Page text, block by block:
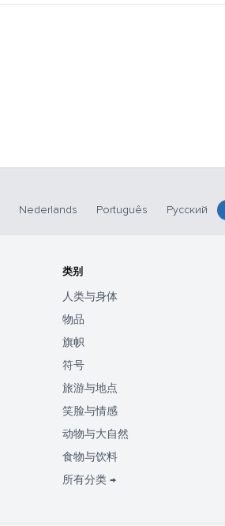
Nederlands Português Русский
类别
人类与身体
物品
旗帜
符号
旅游与地点
笑脸与情感
动物与大自然
食物与饮料
所有分类 →